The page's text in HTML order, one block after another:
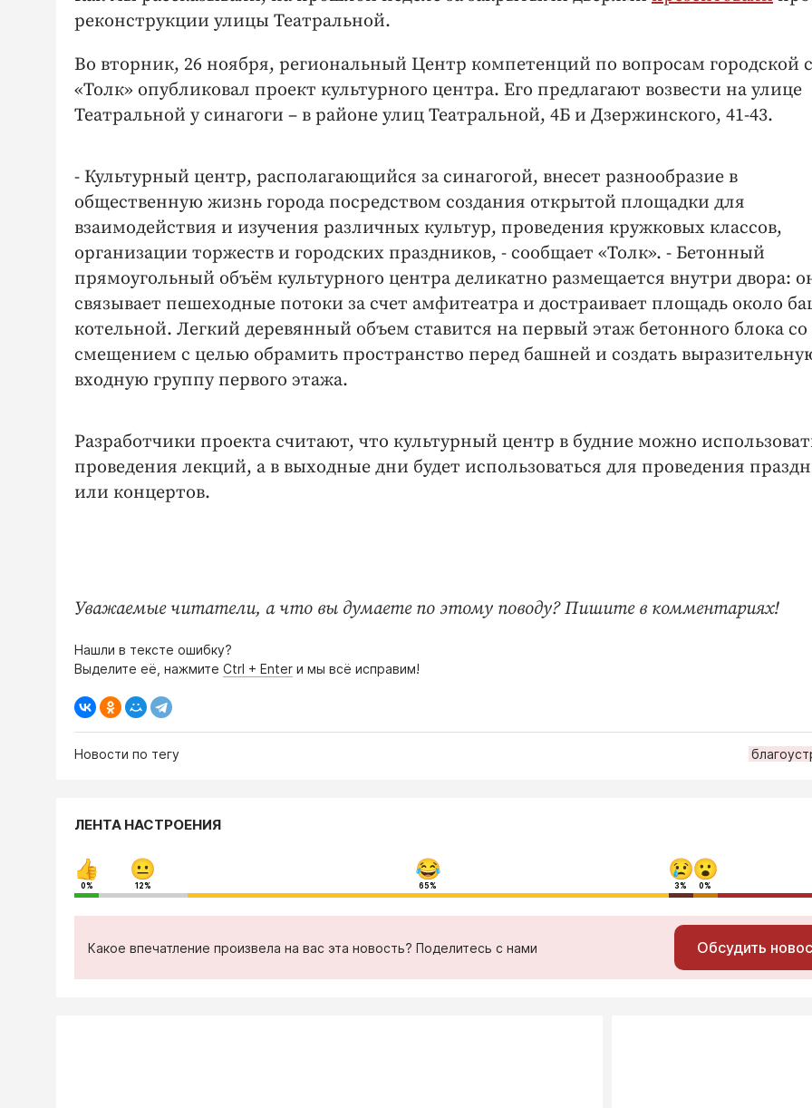
реконструкции улицы Театральной.
Во вторник, 26 ноября, региональный Центр компетенций по вопросам городской
«Толк» опубликовал проект культурного центра. Его предлагают возвести на улице
Театральной у синагоги – в районе улиц Театральной, 4Б и Дзержинского, 41-43.
- Культурный центр, располагающийся за синагогой, внесет разнообразие в
общественную жизнь города посредством создания открытой площадки для
взаимодействия и изучения различных культур, проведения кружковых классов,
организации торжеств и городских праздников, - сообщает «Толк». - Бетонный
прямоугольный объём культурного центра деликатно размещается внутри двора:
связывает пешеходные потоки за счет амфитеатра и достраивает площадь около
котельной. Легкий деревянный объем ставится на первый этаж бетонного блока со
смещением с целью обрамить пространство перед башней и создать
входную группу первого этажа.
Разработчики проекта считают, что культурный центр в будние можно
проведения лекций, а в выходные дни будет использоваться для проведения
или концертов.
Уважаемые читатели, а что вы думаете по этому поводу? Пишите в комментариях!
Нашли в тексте ошибку?
Выделите её, нажмите Ctrl + Enter и мы всё исправим!
Новости по тегу
ЛЕНТА НАСТРОЕНИЯ
0% 12% 65% 3% 0%
Какое впечатление произвела на вас эта новость? Поделитесь с нами Обсудить